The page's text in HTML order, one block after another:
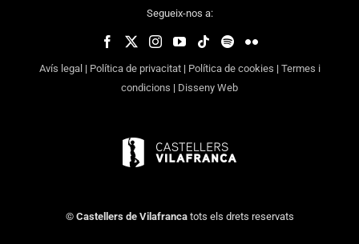
Segueix-nos a:
Avís legal| Política de privacitat| Política de cookies | Termes i
condicions | Disseny Web
© Castellers de Vilafrancatots els drets reservats